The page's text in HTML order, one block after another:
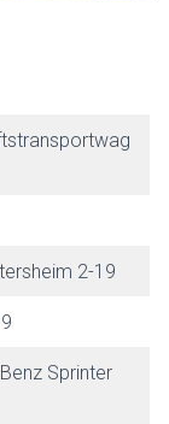
2-19
Sprinter